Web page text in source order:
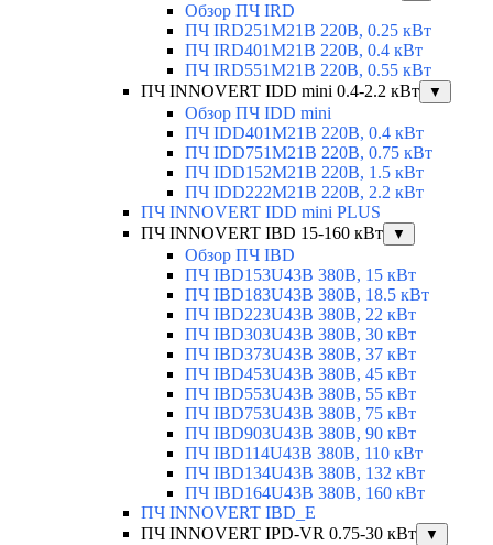
Обзор ПЧ IRD
ПЧ IRD251M21B 220В, 0.25 кВт
ПЧ IRD401M21B 220В, 0.4 кВт
ПЧ IRD551M21B 220В, 0.55 кВт
ПЧ INNOVERT IDD mini 0.4-2.2 кВт
▼
Обзор ПЧ IDD mini
ПЧ IDD401M21B 220В, 0.4 кВт
ПЧ IDD751M21B 220В, 0.75 кВт
ПЧ IDD152M21B 220В, 1.5 кВт
ПЧ IDD222M21B 220В, 2.2 кВт
ПЧ INNOVERT IDD mini PLUS
ПЧ INNOVERT IBD 15-160 кВт
▼
Обзор ПЧ IBD
ПЧ IBD153U43B 380В, 15 кВт
ПЧ IBD183U43B 380В, 18.5 кВт
ПЧ IBD223U43B 380В, 22 кВт
ПЧ IBD303U43B 380В, 30 кВт
ПЧ IBD373U43B 380В, 37 кВт
ПЧ IBD453U43B 380В, 45 кВт
ПЧ IBD553U43B 380В, 55 кВт
ПЧ IBD753U43B 380В, 75 кВт
ПЧ IBD903U43B 380В, 90 кВт
ПЧ IBD114U43B 380В, 110 кВт
ПЧ IBD134U43B 380В, 132 кВт
ПЧ IBD164U43B 380В, 160 кВт
ПЧ INNOVERT IBD_E
ПЧ INNOVERT IPD-VR 0.75-30 кВт
▼